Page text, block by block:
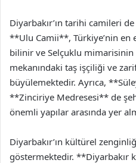
Diyarbakır’ın tarihi camileri
**Ulu Camii**, Türkiye’nin
bilinir ve Selçuklu
mekanındaki taş işçiliği ve
büyülemektedir. Ayrıca,
**Zinciriye Medresesi** de
önemli yapılar arasında yer
Diyarbakır’ın kültürel
göstermektedir. **Diyarbakır